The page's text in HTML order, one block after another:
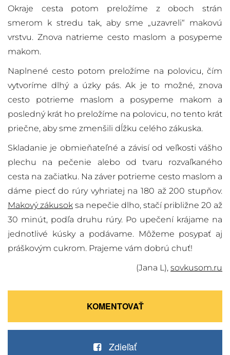
Okraje cesta potom preložíme z oboch strán
smerom k stredu tak, aby sme „uzavreli“ makovú
vrstvu. Znova natrieme cesto maslom a posypeme
makom.
Naplnené cesto potom preložíme na polovicu, čím
vytvoríme dlhý a úzky pás. Ak je to možné, znova
cesto potrieme maslom a posypeme makom a
posledný krát ho preložíme na polovicu, no tento krát
priečne, aby sme zmenšili dĺžku celého zákuska.
Skladanie je obmieňateľné a závisí od veľkosti vášho
plechu na pečenie alebo od tvaru rozvaľkaného
cesta na začiatku. Na záver potrieme cesto maslom a
dáme piecť do rúry vyhriatej na 180 až 200 stupňov.
Makový zákusok sa nepečie dlho, stačí približne 20 až
30 minút, podľa druhu rúry. Po upečení krájame na
jednotlivé kúsky a podávame. Môžeme posypať aj
práškovým cukrom. Prajeme vám dobrú chuť!
(Jana L), sovkusom.ru
KOMENTOVAŤ
Zdieľať